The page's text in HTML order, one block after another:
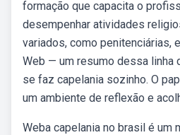
formação que capacita o
desempenhar atividades
variados, como penitenciárias,
Web — um resumo dessa linha
se faz capelania sozinho. O
um ambiente de reflexão e
Weba capelania no brasil é um